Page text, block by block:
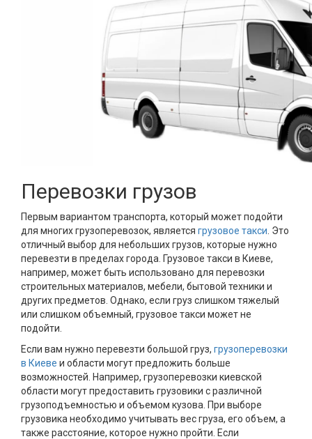
Перевозки грузов
Первым вариантом транспорта, который может подойти
для многих грузоперевозок, является грузовое такси . Это
отличный выбор для небольших грузов, которые нужно
перевезти в пределах города. Грузовое такси в Киеве,
например, может быть использовано для перевозки
строительных материалов, мебели, бытовой техники и
других предметов. Однако, если груз слишком тяжелый
или слишком объемный, грузовое такси может не
подойти.
Если вам нужно перевезти большой груз, грузоперевозки
в Киеве и области могут предложить больше
возможностей. Например, грузоперевозки киевской
области могут предоставить грузовики с различной
грузоподъемностью и объемом кузова. При выборе
грузовика необходимо учитывать вес груза, его объем, а
также расстояние, которое нужно пройти. Если